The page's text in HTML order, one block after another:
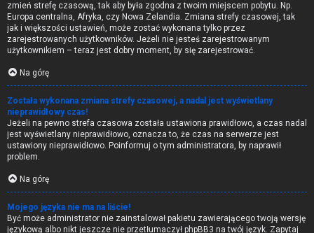
zmień strefę czasową, tak aby była zgodna z twoim miejscem pobytu. Np.
Europa centralna, Afryka, czy Nowa Zelandia. Zmiana strefy czasowej, tak
jak i większości ustawień, może zostać wykonana tylko przez
zarejestrowanych użytkowników. Jeżeli nie jesteś zarejestrowanym
użytkownikiem – teraz jest dobry moment, by się zarejestrować.
Na górę
Została wykonana zmiana strefy czasowej, a nadal jest wyświetlany
nieprawidłowy czas!
Jeżeli na pewno strefa czasowa została ustawiona prawidłowo, a czas nadal
jest wyświetlany nieprawidłowo, oznacza to, że czas na serwerze jest
ustawiony nieprawidłowo. Poinformuj o tym administratora, by naprawił
problem.
Na górę
Mojego języka nie ma na liście!
Być może administrator nie zainstalował pakietu zawierającego twoją wersję
językową albo nikt jeszcze nie przetłumaczył phpBB3 na twój język. Zapytaj